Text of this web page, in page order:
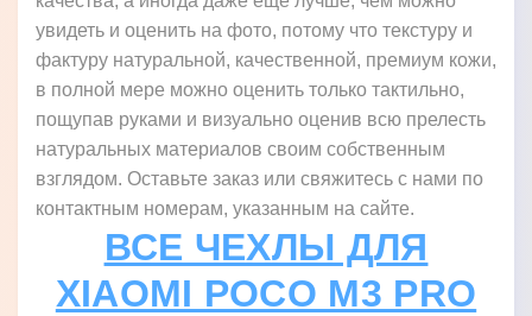
увидеть и оценить на фото, потому что текстуру и
фактуру натуральной, качественной, премиум кожи,
в полной мере можно оценить только тактильно,
пощупав руками и визуально оценив всю прелесть
натуральных материалов своим собственным
взглядом. Оставьте заказ или свяжитесь с нами по
контактным номерам, указанным на сайте.
ВСЕ ЧЕХЛЫ ДЛЯ
XIAOMI POCO M3 PRO